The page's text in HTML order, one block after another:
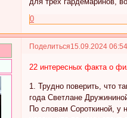
0
Поделиться15.09.2024
22 интересных факта о
1. Трудно поверить, что
года Светлане
По словам Сороткиной, у